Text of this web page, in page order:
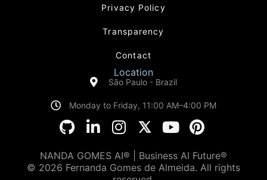
Privacy Policy
Transparency
Contact
Location
São Paulo - Brazil
Monday to Friday, 11:00 AM–4:00 PM
NANDA GOMES AI® | Business AI Future®
© 2026 Fernanda Gomes de Almeida. All rights